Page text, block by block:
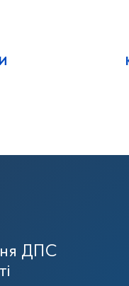
ДПС